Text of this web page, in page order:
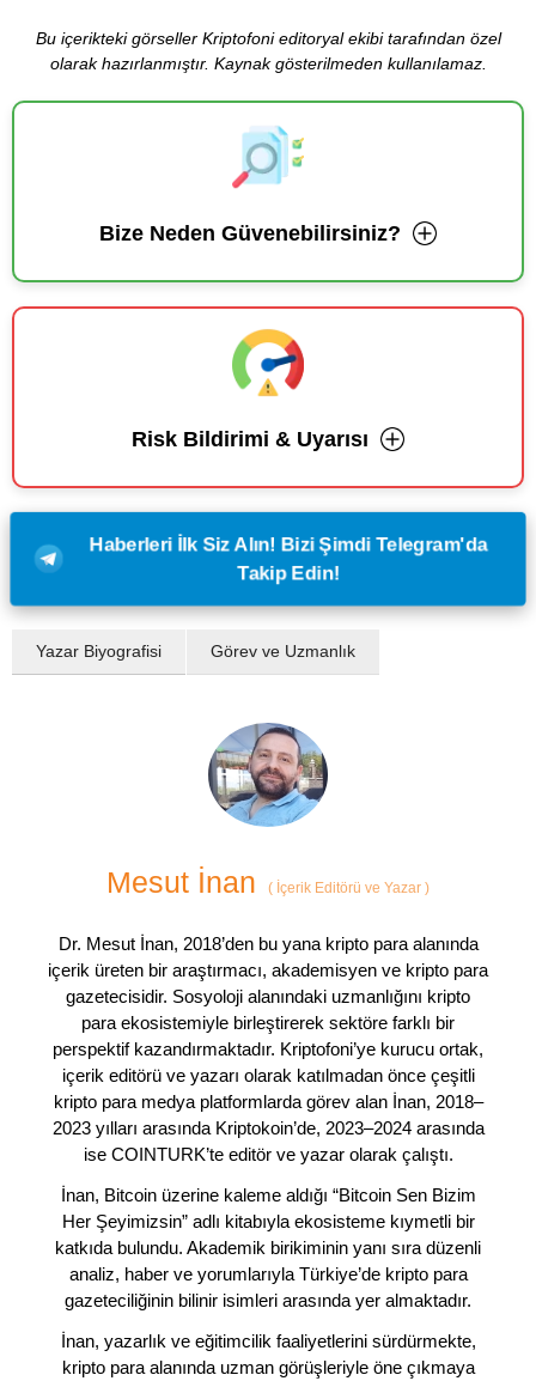
Bu içerikteki görseller Kriptofoni editoryal ekibi tarafından özel
olarak hazırlanmıştır. Kaynak gösterilmeden kullanılamaz.
Bize Neden Güvenebilirsiniz?
Risk Bildirimi & Uyarısı
Haberleri İlk Siz Alın! Bizi Şimdi Telegram'da
Takip Edin!
Yazar Biyografisi Görev ve Uzmanlık
Mesut İnan ( İçerik Editörü ve Yazar )
Dr. Mesut İnan, 2018’den bu yana kripto para alanında
içerik üreten bir araştırmacı, akademisyen ve kripto para
gazetecisidir. Sosyoloji alanındaki uzmanlığını kripto
para ekosistemiyle birleştirerek sektöre farklı bir
perspektif kazandırmaktadır. Kriptofoni’ye kurucu ortak,
içerik editörü ve yazarı olarak katılmadan önce çeşitli
kripto para medya platformlarda görev alan İnan, 2018–
2023 yılları arasında Kriptokoin’de, 2023–2024 arasında
ise COINTURK’te editör ve yazar olarak çalıştı.
İnan, Bitcoin üzerine kaleme aldığı “Bitcoin Sen Bizim
Her Şeyimizsin” adlı kitabıyla ekosisteme kıymetli bir
katkıda bulundu. Akademik birikiminin yanı sıra düzenli
analiz, haber ve yorumlarıyla Türkiye’de kripto para
gazeteciliğinin bilinir isimleri arasında yer almaktadır.
İnan, yazarlık ve eğitimcilik faaliyetlerini sürdürmekte,
kripto para alanında uzman görüşleriyle öne çıkmaya